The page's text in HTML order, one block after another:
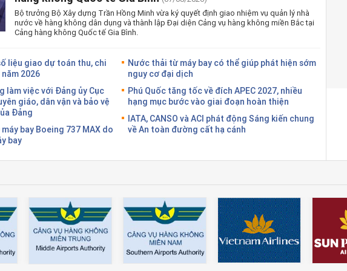
Bộ trưởng Bộ Xây dựng Trần Hồng Minh vừa ký quyết định giao nhiệm vụ quản lý nhà
nước về hàng không dân dụng và thành lập Đại diện Cảng vụ hàng không miền Bắc tại
Cảng hàng không Quốc tế Gia Bình.
liệu giao dự toán thu, chi
2026
làm việc với Đảng ủy Cục
giáo, dân vận và bảo vệ
Đảng
bay Boeing 737 MAX do
bay
Nước thải từ máy bay có thể giúp phát hiện sớm
nguy cơ đại dịch
Phú Quốc tăng tốc về đích APEC 2027, nhiều
hạng mục bước vào giai đoạn hoàn thiện
IATA, CANSO và ACI phát động Sáng kiến chung
về An toàn đường cất hạ cánh